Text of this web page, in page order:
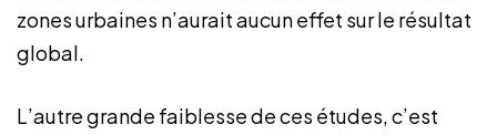
zones urbaines n’aurait aucun effet sur le résultat
global.
L’autre grande faiblesse de ces études, c’est